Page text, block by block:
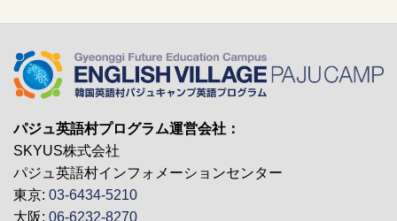
パジュ英語村プログラム運営会社：
SKYUS株式会社
パジュ英語村インフォメーションセンター
東京: 03-6434-5210
大阪: 06-6232-8270